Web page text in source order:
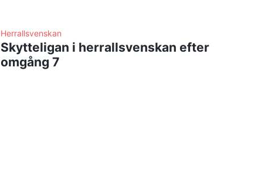
Herrallsvenskan
Skytteligan i herrallsvenskan efter
omgång 7